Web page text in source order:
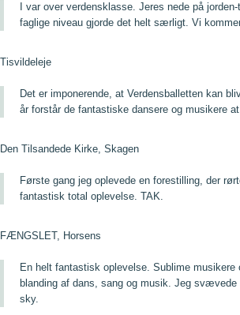
I var over verdensklasse. Jeres nede på
faglige niveau gjorde det helt særligt. Vi
Tisvildeleje
Det er imponerende, at Verdensballetten kan
år forstår de fantastiske dansere og musikere
Den Tilsandede Kirke, Skagen
Første gang jeg oplevede en forestilling, der
fantastisk total oplevelse. TAK.
FÆNGSLET, Horsens
En helt fantastisk oplevelse. Sublime musikere
blanding af dans, sang og musik. Jeg
sky.